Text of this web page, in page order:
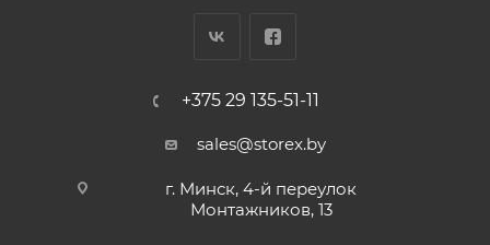
+375 29 135-51-11
sales@storex.by
г. Минск, 4-й переулок
Монтажников, 13